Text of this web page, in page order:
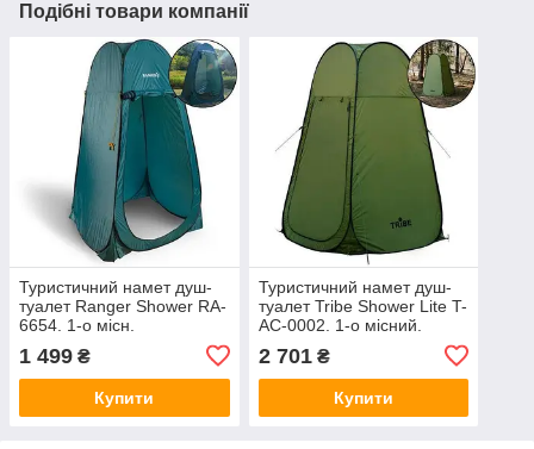
Подібні товари компанії
Туристичний намет душ-
туалет Ranger Shower RA-
6654. 1-о місн.
Напівавтомат. Оливковий.
Намет санітарний.
Універсальний
туристичний
1 499 ₴
Купити
Туристичний намет душ-
туалет Tribe Shower Lite T-
AC-0002. 1-о місний.
Напівавтомат. Оливковий.
Намет санітарний.
Універсальний
2 701₴
Купити